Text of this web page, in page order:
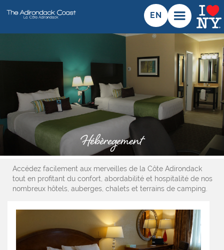
Hébèregement
Accédez facilement aux merveilles de la Côte Adirondack
tout en profitant du confort, abordabilité et hospitalité de nos
nombreux hôtels, auberges, chalets et terrains de camping.
EN